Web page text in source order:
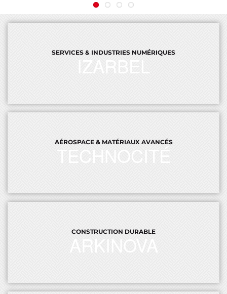
Izarbel
Site dédié aux services et industries numériques
SERVICES & INDUSTRIES NUMÉRIQUES
AÉROSPACE & MATÉRIAUX AVANCÉS
CONSTRUCTION DURABLE